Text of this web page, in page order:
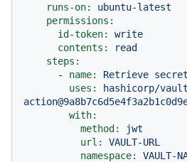
runs-on:
ubuntu-latest
permissions:
id-token:
write
contents:
read
steps:
-
name: Retrieve secret
uses:
hashicorp/
with:
method:
jwt
url:
VAULT-URL
namespace:
VAULT-